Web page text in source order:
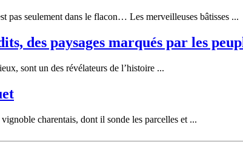
pas seulement dans le flacon… Les merveilleuses bâtisses ...
des paysages marqués par les
sont un des révélateurs de l’histoire ...
charentais, dont il sonde les parcelles et ...